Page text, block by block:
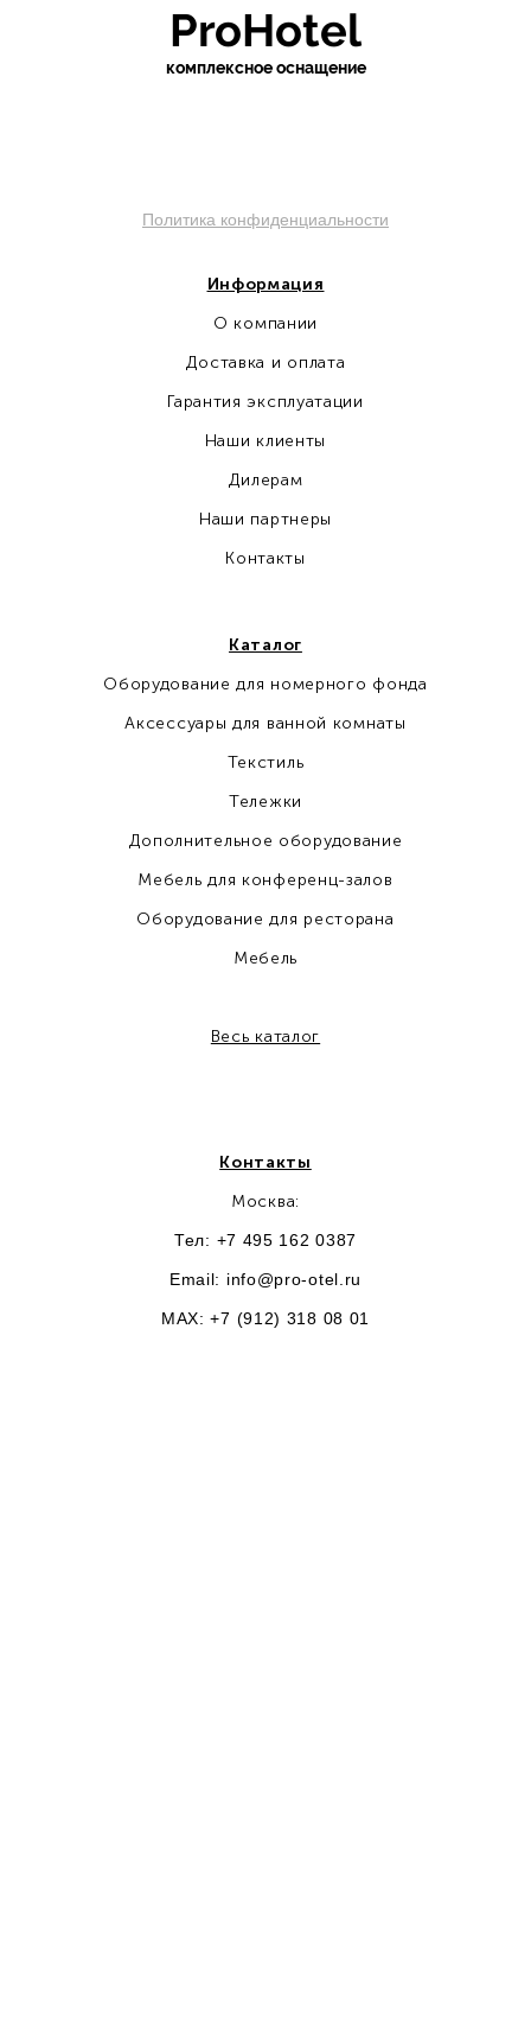
ProHotel
комплексное оснащение
Политика конфиденциальности
Информация
О компании
Доставка и оплата
Гарантия эксплуатации
Наши клиенты
Дилерам
Наши партнеры
Контакты
Каталог
Оборудование для номерного фонда
Аксессуары для ванной комнаты
Текстиль
Тележки
Дополнительное оборудование
Мебель для конференц-залов
Оборудование для ресторана
Мебель
Весь каталог
Контакты
Москва:
Тел: +7 495 162 0387
Email: info@pro-otel.ru
MAX: +7 (912) 318 08 01